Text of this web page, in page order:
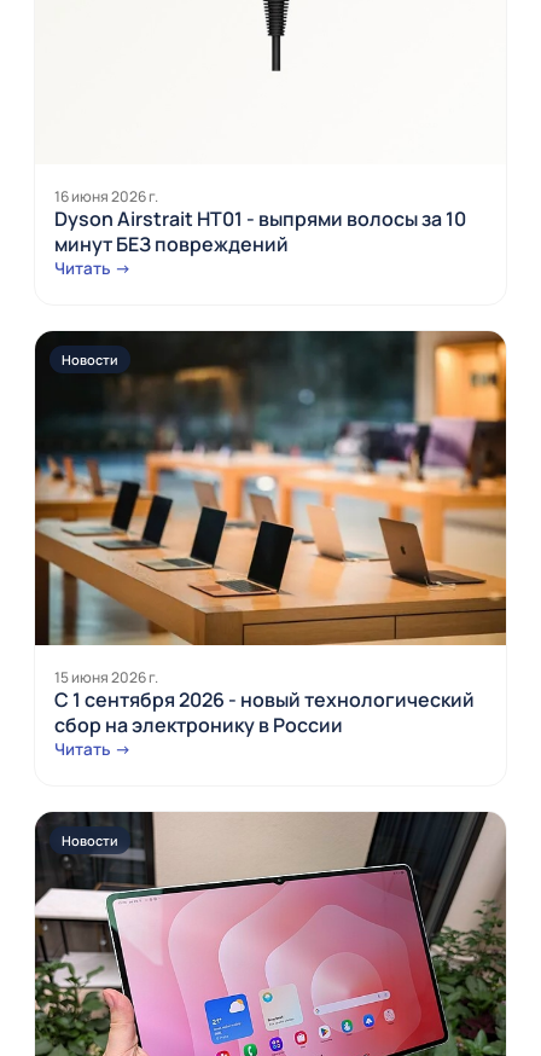
16 июня 2026 г.
Dyson Airstrait HT01 - выпрями волосы за 10
минут БЕЗ повреждений
Читать →
Новости
15 июня 2026 г.
С 1 сентября 2026 - новый технологический
сбор на электронику в России
Читать →
Новости